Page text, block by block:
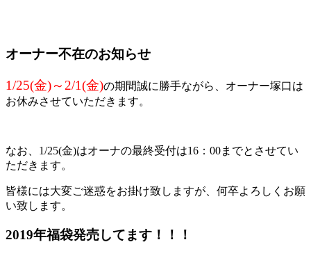
オーナー不在のお知らせ
1/25(金)～2/1(金)の期間誠に勝手ながら、オーナー塚口は
お休みさせていただきます。
なお、1/25(金)はオーナの最終受付は16：00までとさせてい
ただきます。
皆様には大変ご迷惑をお掛け致しますが、何卒よろしくお願
い致します。
2019年福袋発売してます！！！